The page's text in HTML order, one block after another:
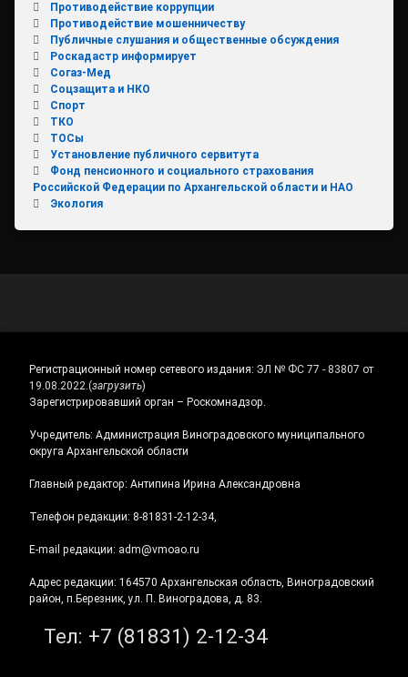
Противодействие коррупции
Противодействие мошенничеству
Публичные слушания и общественные обсуждения
Роскадастр информирует
Согаз-Мед
Соцзащита и НКО
Спорт
ТКО
ТОСы
Установление публичного сервитута
Фонд пенсионного и социального страхования
Российской Федерации по Архангельской области и НАО
Экология
Регистрационный номер сетевого издания: ЭЛ № ФС 77 - 83807 от
19.08.2022.(загрузить)
Зарегистрировавший орган – Роскомнадзор.
Учредитель: Администрация Виноградовского муниципального
округа Архангельской области
Главный редактор: Антипина Ирина Александровна
Телефон редакции: 8-81831-2-12-34,
E-mail редакции: adm@vmoao.ru
Адрес редакции: 164570 Архангельская область, Виноградовский
район, п.Березник, ул. П. Виноградова, д. 83.
Тел: +7 (81831) 2-12-34